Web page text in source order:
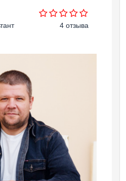
4 отзыва